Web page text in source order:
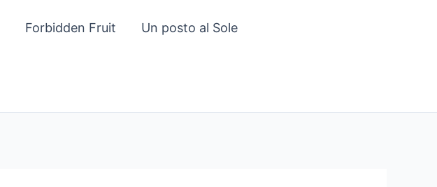
Forbidden Fruit Un posto al Sole